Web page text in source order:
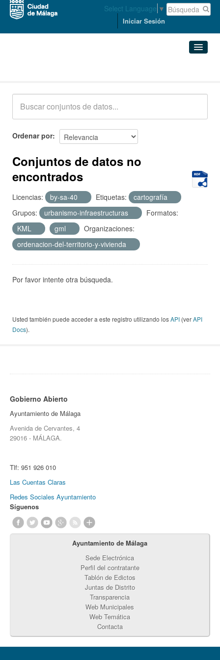
Select Language ▼
Iniciar Sesión
Acerca de
Ordenar por
Conjuntos de datos no
encontrados
Licencias: by-sa-40 Etiquetas:
cartografía
Grupos:
urbanismo-infraestructuras
Formatos:
KML
gml
Organizaciones:
ordenacion-del-territorio-y-vivienda
Por favor intente otra búsqueda.
Usted también puede acceder a este registro utilizando losAPI (verAPI
Docs).
Gobierno Abierto
Ayuntamiento de Málaga
Avenida de Cervantes, 4
29016 - MÁLAGA.
Tlf: 951 926 010
Las Cuentas Claras
Redes Sociales Ayuntamiento
Síguenos
Ayuntamiento de Málaga
Sede Electrónica
Perfil del contratante
Tablón de Edictos
Juntas de Distrito
Transparencia
Web Municipales
Web Temática
Contacta